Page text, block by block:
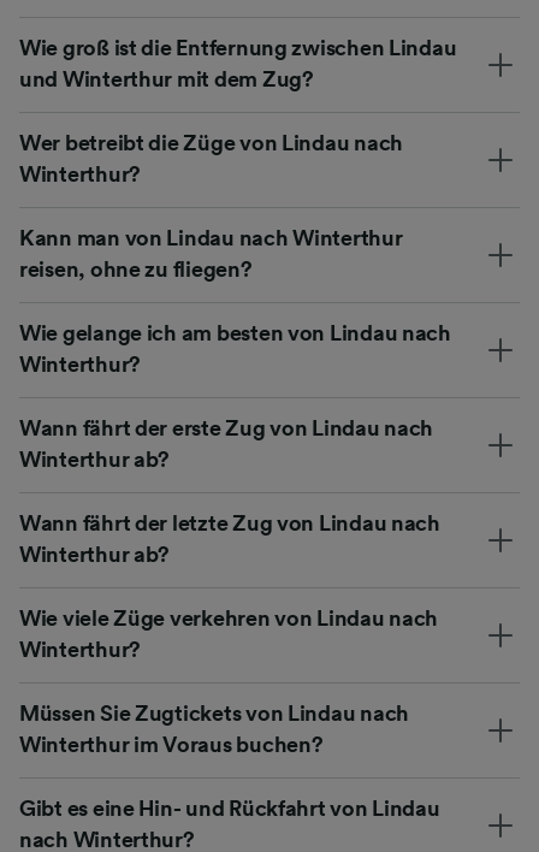
Wie groß ist die Entfernung zwischen Lindau
und Winterthur mit dem Zug?
Wer betreibt die Züge von Lindau nach
Winterthur?
Kann man von Lindau nach Winterthur
reisen, ohne zu fliegen?
Wie gelange ich am besten von Lindau nach
Winterthur?
Wann fährt der erste Zug von Lindau nach
Winterthur ab?
Wann fährt der letzte Zug von Lindau nach
Winterthur ab?
Wie viele Züge verkehren von Lindau nach
Winterthur?
Müssen Sie Zugtickets von Lindau nach
Winterthur im Voraus buchen?
Gibt es eine Hin- und Rückfahrt von Lindau
nach Winterthur?